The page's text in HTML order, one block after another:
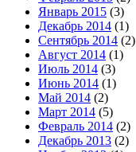
Январь 2015 (3)
Декабрь 2014 (1)
Сентябрь 2014 (2)
Август 2014 (1)
Июль 2014 (3)
Июнь 2014 (1)
Май 2014 (2)
Март 2014 (5)
Февраль 2014 (2)
Декабрь 2013 (2)